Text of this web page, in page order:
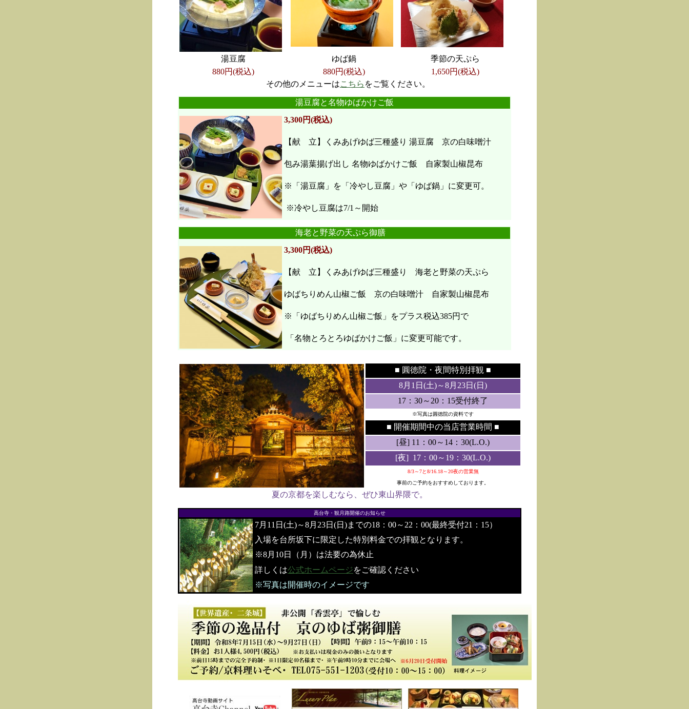
湯豆腐 ゆば鍋
季節の天ぷら
880円(税込)
880円(税込) 1,650円(税込)
その他のメニューはこちら をご覧ください。
湯豆腐と名物ゆばかけご飯
3,300円(税込)
【献 立】くみあげゆば三種盛り 湯豆腐 京の白味噌汁
包み湯葉揚げ出し 名物ゆばかけご飯 自家製山椒昆布
※「湯豆腐」を「冷やし豆腐」や「ゆば鍋」に変更可。
※冷やし豆腐は7/1～開始
海老と野菜の天ぷら御膳
3,300円(税込)
【献 立】くみあげゆば三種盛り 海老と野菜の天ぷら
ゆばちりめん山椒ご飯 京の白味噌汁 自家製山椒昆布
※「ゆばちりめん山椒ご飯」をプラス税込385円で
「名物とろとろゆばかけご飯」に変更可能です。
■ 圓徳院・ 夜間特別拝観 ■
8月1日(土)～8月23日(日)
17：30～20：15受付終了
※写真は圓徳院の資料です
■ 開催期間中の当店営業時間 ■
[昼] 11：00～14：30(L.O.)
[夜] 17：00～19：30(L.O.)
8/3～7と8/16.18～20夜の営業無
事前のご予約をおすすめしております。
夏の京都を楽しむなら、ぜひ東山界隈で。
高台寺・観月路開催のお知らせ
7月11日(土)～8月23日(日)までの18：00～22：00(最終受付21：15）
入場を台所坂下に限定した特別料金での拝観となります。
※8月10日（月）は法要の為休止
詳しくは公式ホームページをご確認ください
※写真は開催時のイメージです